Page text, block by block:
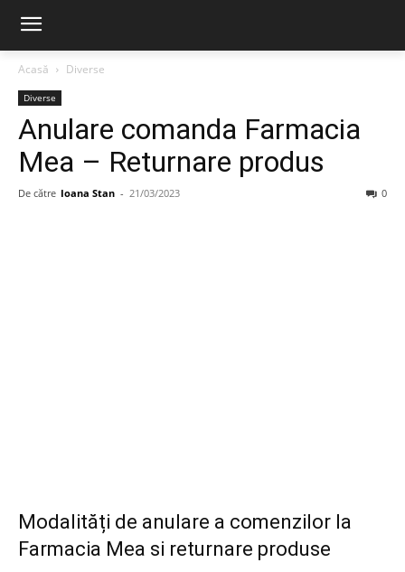
Acasă Diverse
Diverse
Anulare comanda Farmacia
Mea – Returnare produs
De către Ioana Stan - 21/03/2023 0
Modalități de anulare a comenzilor la
Farmacia Mea si returnare produse